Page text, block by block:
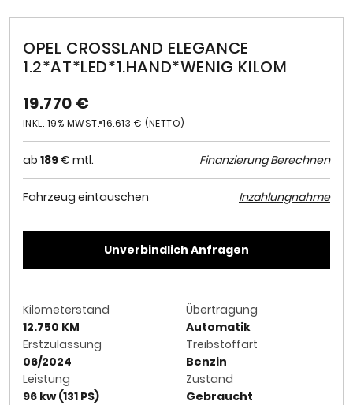
OPEL CROSSLAND ELEGANCE
1.2*AT*LED*1.HAND*WENIG KILOM
19.770 €
INKL. 19% MWST. 16.613 € (NETTO)
ab 189€ mtl. Finanzierung Berechnen
Fahrzeug eintauschen Inzahlungnahme
Unverbindlich Anfragen
Kilometerstand
12.750 KM
Erstzulassung
06/2024
Leistung
96 kw (131 PS)
Übertragung
Automatik
Treibstoffart
Benzin
Zustand
Gebraucht